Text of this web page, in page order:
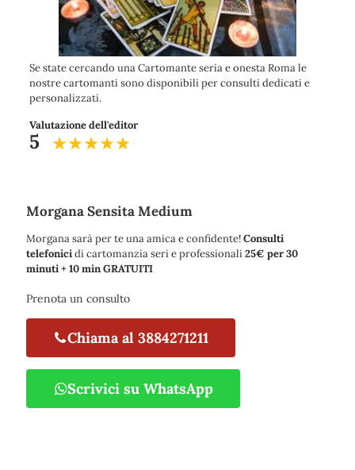
Se state cercando una Cartomante seria e onesta Roma le
nostre cartomanti sono disponibili per consulti dedicati e
personalizzati.
Valutazione dell'editor
5
Morgana Sensita Medium
Morgana sarà per te una amica e confidente!Consulti
telefonicidi cartomanzia seri e professionali25€ per 30
minuti + 10 min GRATUITI
Prenota un consulto
Chiama al 3884271211
Scrivici su WhatsApp